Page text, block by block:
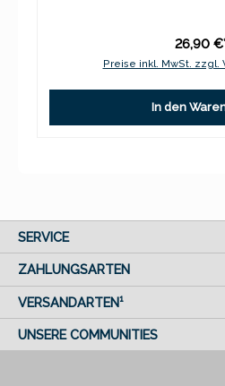
26,90
Preise inkl. MwSt. zzgl.
In den
SERVICE
ZAHLUNGSARTEN
VERSANDARTEN¹
UNSERE COMMUNITIES